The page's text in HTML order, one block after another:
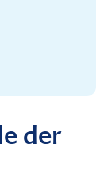
der